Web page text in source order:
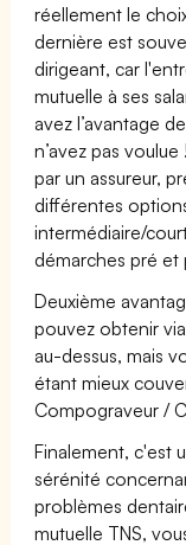
réellement le
dernière est
dirigeant, car
mutuelle à ses
avez l’avantage
n’avez pas
par un assureur,
différentes
intermédiaire/
démarches pré et
Deuxième
pouvez obtenir
au-dessus, mais
étant mieux
Compograveur /
Finalement, c'est
sérénité
problèmes
mutuelle TNS,